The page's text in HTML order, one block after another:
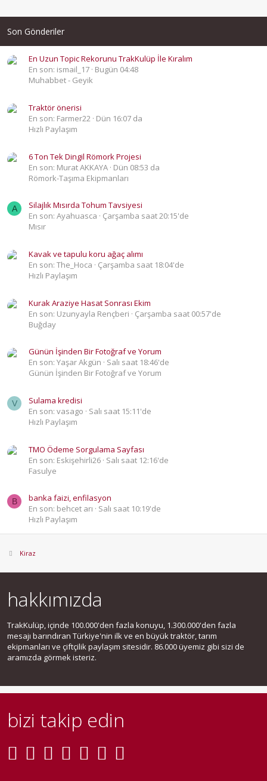
Son Gönderiler
En Uzun Topic Rekorunu TrakKulüp İle Kıralım
En son: ismail_17 Bugün 04:48
Muhabbet - Geyik
Traktör önerisi
En son: Farmer22 Dün 16:07 da
Hızlı Paylaşım
6 Ton Tek Dingil Römork Projesi
En son: Murat AKKAYA Dün 08:53 da
Römork-Taşıma Ekipmanları
A
Silajlık Mısırda Tohum Tavsiyesi
En son: Ayahuasca
Çarşamba saat 20:15'de
Mısır
Kavak ve tapulu koru ağaç alımı
En son: The_Hoca
Çarşamba saat 18:04'de
Hızlı Paylaşım
Kurak Araziye Hasat Sonrası Ekim
En son: Uzunyayla Rençberi
Çarşamba saat 00:57'de
Buğday
Günün İşinden Bir Fotoğraf ve Yorum
En son: Yaşar Akgün
Salı saat 18:46'de
Günün İşinden Bir Fotoğraf ve Yorum
V
Sulama kredisi
En son: vasago
Salı saat 15:11'de
Hızlı Paylaşım
TMO Ödeme Sorgulama Sayfası
En son: Eskişehirli26 Salı saat 12:16'de
Fasulye
B
banka faizi, enfilasyon
En son: behcet arı
Salı saat 10:19'de
Hızlı Paylaşım
Kiraz
hakkımızda
TrakKulüp, içinde 100.000'den fazla konuyu, 1.300.000'den fazla
mesajı barındıran Türkiye'nin ilk ve en büyük traktör, tarım
ekipmanları ve çiftçilik paylaşım sitesidir. 86.000 üyemiz gibi sizi de
aramızda görmek isteriz.
bizi takip edin